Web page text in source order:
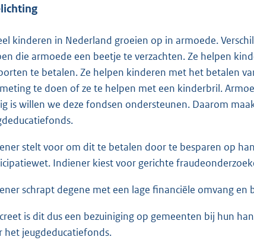
kinderen in Nederland groeien op in armoede.
die armoede een beetje te verzachten. Ze helpen
te betalen. Ze helpen kinderen met het betalen
te doen of ze te helpen met een kinderbril.
is willen we deze fondsen ondersteunen. Daarom
stelt voor om dit te betalen door te besparen op
Indiener kiest voor gerichte
schrapt degene met een lage financiële omvang
is dit dus een bezuiniging op gemeenten bij hun
het jeugdeducatiefonds.